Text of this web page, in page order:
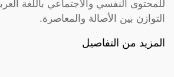
للمحتوى النفسي والاجتماعي باللغة
التوازن بين الأصالة والمعاصرة.
المزيد من التفاصيل